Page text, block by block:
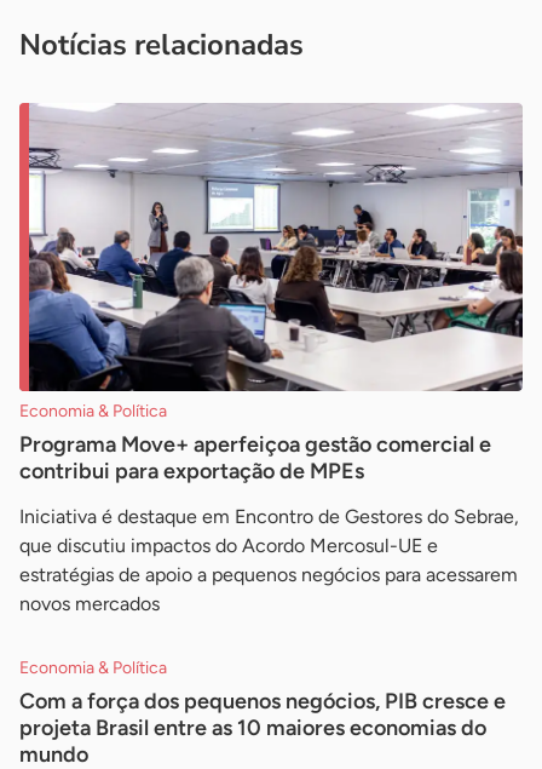
Notícias relacionadas
Economia & Política
Programa Move+ aperfeiçoa gestão comercial e
contribui para exportação de MPEs
Iniciativa é destaque em Encontro de Gestores do Sebrae,
que discutiu impactos do Acordo Mercosul-UE e
estratégias de apoio a pequenos negócios para acessarem
novos mercados
Economia & Política
Com a força dos pequenos negócios, PIB cresce e
projeta Brasil entre as 10 maiores economias do
mundo